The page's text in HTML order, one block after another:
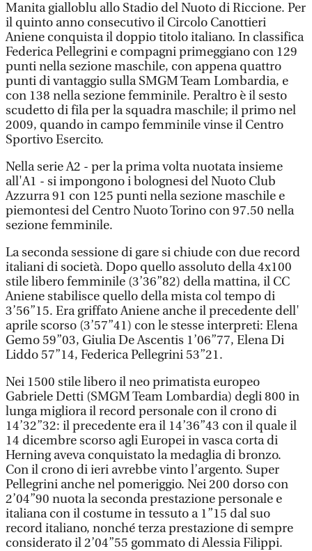
Manita gialloblu allo Stadio del Nuoto di Riccione. Per
il quinto anno consecutivo il Circolo Canottieri
Aniene conquista il doppio titolo italiano. In classifica
Federica Pellegrini e compagni primeggiano con 129
punti nella sezione maschile, con appena quattro
punti di vantaggio sulla SMGM Team Lombardia, e
con 138 nella sezione femminile. Peraltro è il sesto
scudetto di fila per la squadra maschile; il primo nel
2009, quando in campo femminile vinse il Centro
Sportivo Esercito.
Nella serie A2 - per la prima volta nuotata insieme
all'A1 - si impongono i bolognesi del Nuoto Club
Azzurra 91 con 125 punti nella sezione maschile e
piemontesi del Centro Nuoto Torino con 97.50 nella
sezione femminile.
La seconda sessione di gare si chiude con due record
italiani di società. Dopo quello assoluto della 4x100
stile libero femminile (3’36”82) della mattina, il CC
Aniene stabilisce quello della mista col tempo di
3’56”15. Era griffato Aniene anche il precedente dell'
aprile scorso (3’57”41) con le stesse interpreti: Elena
Gemo 59”03, Giulia De Ascentis 1’06”77, Elena Di
Liddo 57”14, Federica Pellegrini 53”21.
Nei 1500 stile libero il neo primatista europeo
Gabriele Detti (SMGM Team Lombardia) degli 800 in
lunga migliora il record personale con il crono di
14’32”32: il precedente era il 14’36”43 con il quale il
14 dicembre scorso agli Europei in vasca corta di
Herning aveva conquistato la medaglia di bronzo.
Con il crono di ieri avrebbe vinto l’argento. Super
Pellegrini anche nel pomeriggio. Nei 200 dorso con
2’04”90 nuota la seconda prestazione personale e
italiana con il costume in tessuto a 1”15 dal suo
record italiano, nonché terza prestazione di sempre
considerato il 2’04”55 gommato di Alessia Filippi.